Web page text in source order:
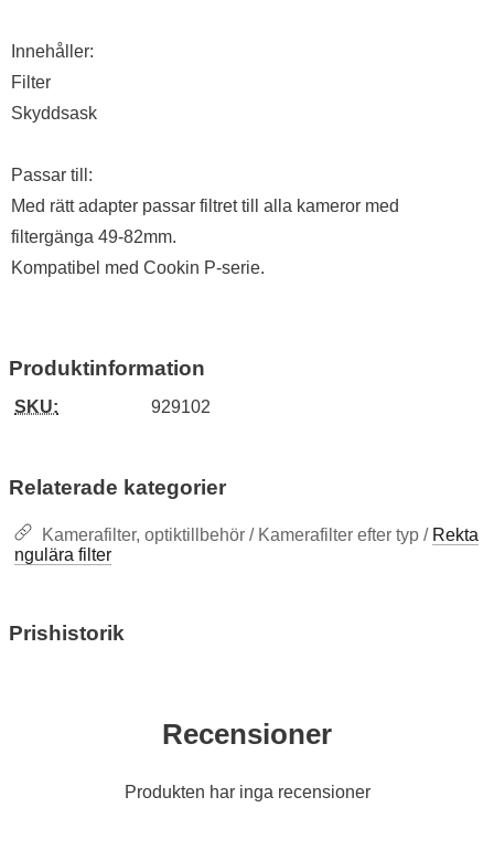
Innehåller:
Filter
Skyddsask
Passar till:
Med rätt adapter passar filtret till alla kameror med
filtergänga 49-82mm.
Kompatibel med Cookin P-serie.
Produktinformation
SKU: 929102
Relaterade kategorier
Kamerafilter, optiktillbehör / Kamerafilter efter typ / Rekta
ngulära filter
Prishistorik
Recensioner
Produkten har inga recensioner